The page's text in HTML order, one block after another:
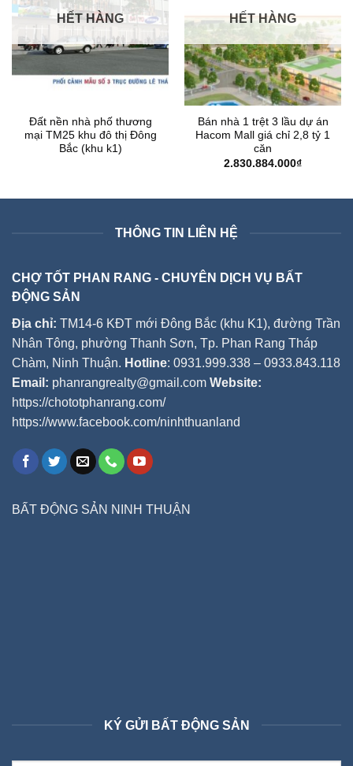
HẾT HÀNG
Đất nền nhà phố thương
mại TM25 khu đô thị Đông
Bắc (khu k1)
HẾT HÀNG
Bán nhà 1 trệt 3 lầu dự án
Hacom Mall giá chỉ 2,8 tỷ 1
căn
2.830.884.000₫
THÔNG TIN LIÊN HỆ
CHỢ TỐT PHAN RANG - CHUYÊN DỊCH VỤ BẤT
ĐỘNG SẢN
Địa chỉ: TM14-6 KĐT mới Đông Bắc (khu K1), đường Trần
Nhân Tông, phường Thanh Sơn, Tp. Phan Rang Tháp
Chàm, Ninh Thuận. Hotline: 0931.999.338 – 0933.843.118
Email: phanrangrealty@gmail.com Website:
https://chototphanrang.com/
https://www.facebook.com/ninhthuanland
BẤT ĐỘNG SẢN NINH THUẬN
KÝ GỬI BẤT ĐỘNG SẢN